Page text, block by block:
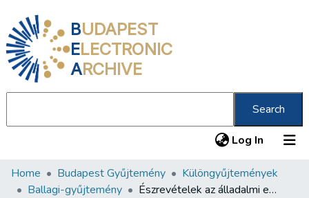
BUDAPEST
ELECTRONIC
ARCHIVE
Search
Log In (current)
Communities & Collections
Home Budapest Gyűjtemény
Különgyűjtemények
Ballagi-gyűjtemény
Észrevételek az álladalmi egésség' rendezéséről hazánkban /